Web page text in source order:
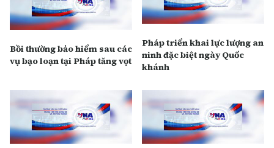
Bồi thường bảo hiểm sau các
vụ bạo loạn tại Pháp tăng vọt
Pháp triển khai lực lượng an
ninh đặc biệt ngày Quốc
khánh